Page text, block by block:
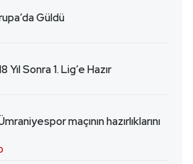
Güldü
Yıl Sonra 1. Lig’e Hazır
maçının hazırlıklarını